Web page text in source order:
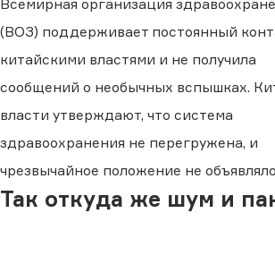
Всемирная организация
(ВОЗ) поддерживает постоянный
китайскими властями и не получила
сообщений о необычных вспышках.
власти утверждают, что система
здравоохранения не перегружена, и
чрезвычайное положение не
Так откуда же шум и